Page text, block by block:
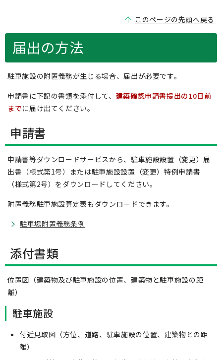
このページの先頭へ戻る
届出の方法
駐車施設の附置義務が生じる場合、届出が必要です。
申請書に下記の書類を添付して、 建築確認申請書提出の10日前
までに届け出てください。
申請書
申請書等ダウンロードサービスから、駐車施設設置（変更）届
出書（様式第1号）または駐車施設設置（変更）特例申請書
（様式第2号）をダウンロードしてください。
附置義務駐車施設算定表もダウンロードできます。
駐車場附置義務条例
添付書類
位置図（建築物及び駐車施設の位置、建築物と駐車施設の距
離）
駐車施設
付近見取図（方位、道路、駐車施設の位置、建築物との距
離）